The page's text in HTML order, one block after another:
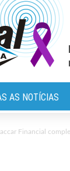
AS NOTÍCIAS
Financial